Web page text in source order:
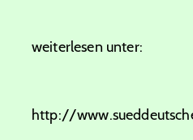
weiterlesen unter:
http://